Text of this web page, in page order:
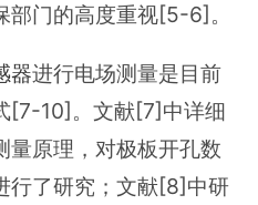
门的高度重视[5-6]。
器进行电场测量是目前
[7-10]。文献[7]中详细
量原理，对极板开孔数
行了研究；文献[8]中研